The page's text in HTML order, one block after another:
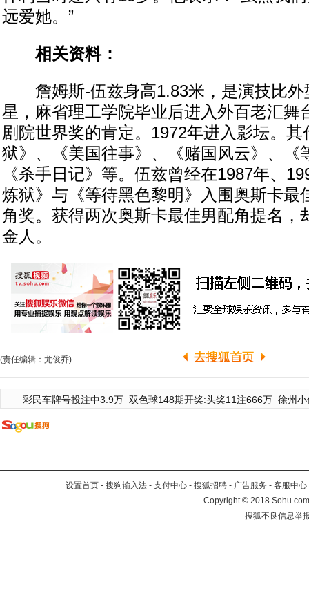
远爱她。”
相关资料：
詹姆斯-伍兹身高1.83米，是演技比外
星，麻省理工学院毕业后进入外百老汇舞
剧院世界奖的肯定。1972年进入影坛。
狱》、《美国往事》、《赌国风云》、《
《杀手日记》等。伍兹曾经在1987年、
炼狱》与《等待黑色黎明》入围奥斯卡最
角奖。获得两次奥斯卡最佳男配角提名，
金人。
(责任编辑：尤俊乔)
彩民车牌号投注中3.9万 双色球148期开奖:头奖11注666万 徐州
设置首页 - 搜狗输入法 - 支付中心 - 搜狐招聘 - 广告服务 - 客服中心
Copyright©2018
搜狐不良信息举